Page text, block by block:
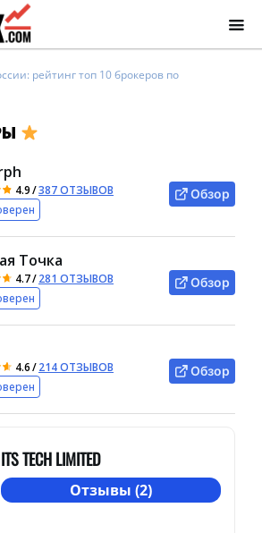
рейтинг топ 10 брокеров по
4.9/387 ОТЗЫВОВ
Обзор
Точка
4.7/281 ОТЗЫВОВ
Обзор
4.6/214 ОТЗЫВОВ
Обзор
ITS TECH LIMITED
Отзывы (2)